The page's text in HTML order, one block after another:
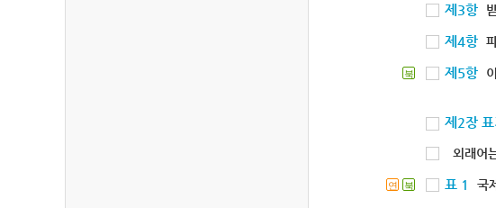
제3항
제4항
북 제5항
제2장
외래어
연 북 표 1 국